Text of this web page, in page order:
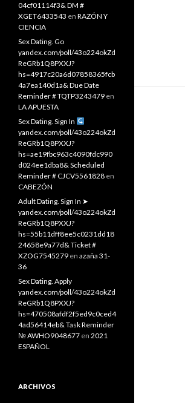
04cf01114f3& DM #
XGET6433543 en RAZÓN Y
CIENCIA
Sex Dating. Go
yandex.com/poll/43o224okZd
ReGRb1Q8PXXJ?
hs=4917c20a6d07858365fcb
4a7ea140d1a& Due Date
Reminder # TQTP3243479 en
LA APUESTA
Sex Dating. Sign In
yandex.com/poll/43o224okZd
ReGRb1Q8PXXJ?
hs=ae19fbc963c4090fdc990
d024ee1dba8& Scheduled
Reminder # CJCV5561828 en
CABEZÓN
Adult Dating. Sign In ➤
yandex.com/poll/43o224okZd
ReGRb1Q8PXXJ?
hs=55b11dff8ee5c0231dd18
24658e9a77d& Ticket #
XZOG7545279 en azaña 31-
36
Sex Dating. Apply
yandex.com/poll/43o224okZd
ReGRb1Q8PXXJ?
hs=470508afdf2f5ed9c0ced4
4ad56414eb& Task Reminder
№ AWHO9048677 en 2021
ESPAÑOL
ARCHIVOS